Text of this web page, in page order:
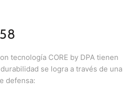
tecnología CORE by DPA tienen
durabilidad se logra a través de una
defensa: